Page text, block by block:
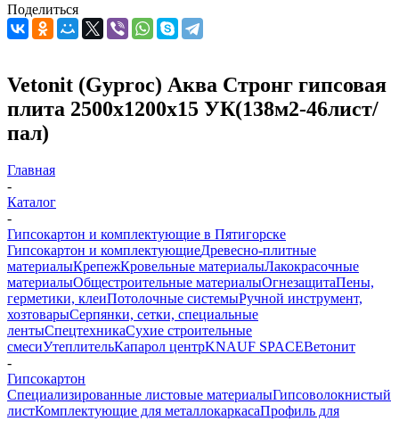
Поделиться
Vetonit (Gyproc) Аква Стронг гипсовая
плита 2500x1200x15 УК(138м2-46лист/
пал)
Главная
-
Каталог
-
Гипсокартон и комплектующие в Пятигорске
Гипсокартон и комплектующиеДревесно-плитные
материалыКрепежКровельные материалыЛакокрасочные
материалыОбщестроительные материалыОгнезащитаПены,
герметики, клеиПотолочные системыРучной инструмент,
хозтоварыСерпянки, сетки, специальные
лентыСпецтехникаСухие строительные
смесиУтеплительКапарол центрKNAUF SPACEВетонит
-
Гипсокартон
Специализированные листовые материалыГипсоволокнистый
листКомплектующие для металлокаркасаПрофиль для